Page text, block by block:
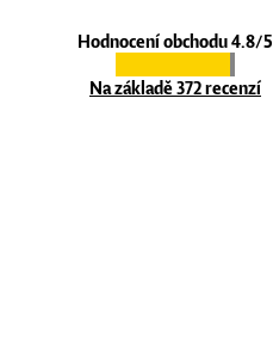
Hodnocení obchodu 4.8/5
Na základě 372 recenzí